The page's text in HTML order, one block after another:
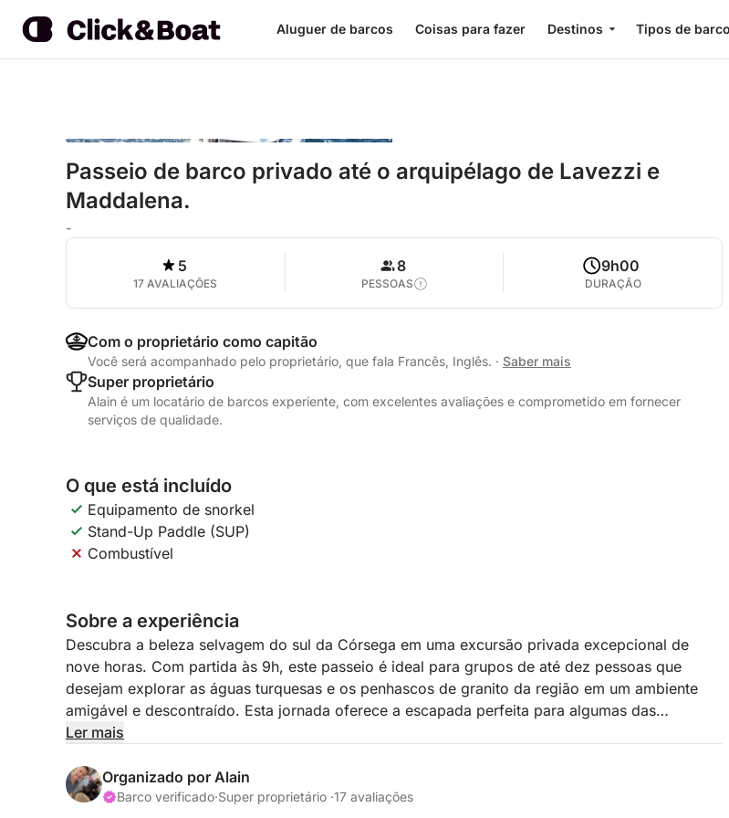
Aluguer de barcos Coisas para fazer Destinos Tipos de
Passeio de barco privado até o arquipélago de Lavezzi e
Maddalena.
-
5
17 AVALIAÇÕES
8
PESSOAS
9h00
DURAÇÃO
Com o proprietário como capitão
Você será acompanhado pelo proprietário, que fala Francês, Inglês. · Saber mais
Super proprietário
Alain é um locatário de barcos experiente, com excelentes avaliações e comprometido em fornecer
serviços de qualidade.
O que está incluído
Equipamento de snorkel
Stand-Up Paddle (SUP)
Combustível
Sobre a experiência
Descubra a beleza selvagem do sul da Córsega em uma excursão privada excepcional de
nove horas. Com partida às 9h, este passeio é ideal para grupos de até dez pessoas que
desejam explorar as águas turquesas e os penhascos de granito da região em um ambiente
amigável e descontraído. Esta jornada oferece a escapada perfeita para algumas das
paisagens costeiras mais intocadas do Mediterrâneo.
O itinerário é flexível e totalmente personalizável de acordo com suas preferências. A maioria
dos nossos passageiros opta por navegar até a prestigiada ilha de Cavallo, o arquipélago de
Ler mais
Organizado por Alain
Barco verificado·Super proprietário ·17 avaliações